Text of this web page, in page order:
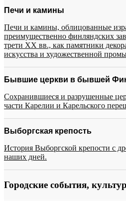
Печи и камины
Печи и камины, облицованные
преимущественно финляндских
трети XX вв., как памятники
искусства и художественной
Бывшие церкви в бывшей
Сохранившиеся и разрушенные
части Карелии и Карельского
Выборгская крепость
История Выборгской крепости с
наших дней.
Городские события,